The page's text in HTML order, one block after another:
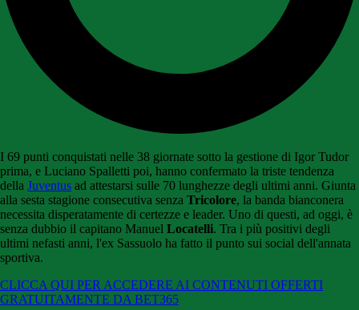
I 69 punti conquistati nelle 38 giornate sotto la gestione di Igor Tudor
prima, e Luciano Spalletti poi, hanno confermato la triste tendenza
della Juventus ad attestarsi sulle 70 lunghezze degli ultimi anni. Giunta
alla sesta stagione consecutiva senza Tricolore, la banda bianconera
necessita disperatamente di certezze e leader. Uno di questi, ad oggi, è
senza dubbio il capitano Manuel Locatelli. Tra i più positivi degli
ultimi nefasti anni, l'ex Sassuolo ha fatto il punto sui social dell'annata
sportiva.
CLICCA QUI PER ACCEDERE AI CONTENUTI OFFERTI
GRATUITAMENTE DA BET365